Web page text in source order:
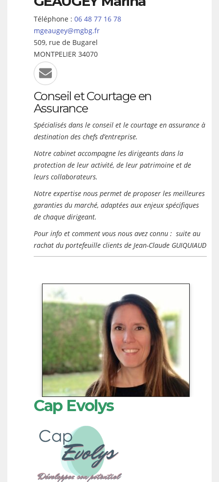
Téléphone : 06 48 77 16 78
mgeaugey@mgbg.fr
509, rue de Bugarel
MONTPELIER 34070
Conseil et Courtage en
Assurance
Spécialisés dans le conseil et le courtage en assurance à
destination des chefs d’entreprise.
Notre cabinet accompagne les dirigeants dans la
protection de leur activité, de leur patrimoine et de
leurs collaborateurs.
Notre expertise nous permet de proposer les meilleures
garanties du marché, adaptées aux enjeux spécifiques
de chaque dirigeant.
Pour info et comment vous nous avez connu : suite au
rachat du portefeuille clients de Jean-Claude GUIQUIAUD
Cap Evolys